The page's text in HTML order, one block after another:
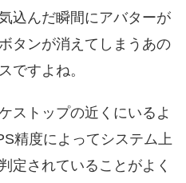
込んだ瞬間にアバターが
タンが消えてしまうあの
すよね。
ストップの近くにいるよ
精度によってシステム上
定されていることがよく